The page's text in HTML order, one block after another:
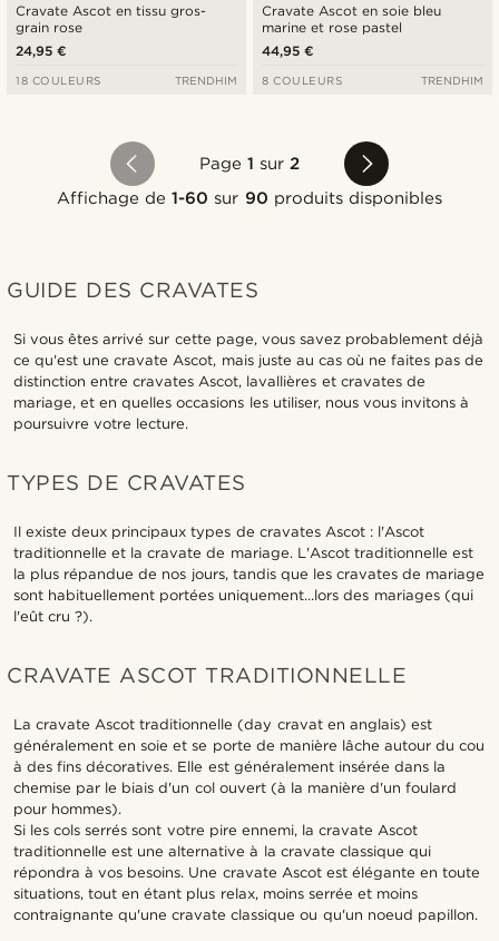
Cravate Ascot en tissu gros-
grain rose
24,95 €
18 COULEURS TRENDHIM
Cravate Ascot en soie bleu
marine et rose pastel
44,95 €
8 COULEURS TRENDHIM
Page 1 sur2
Affichage de1-60 sur 90 produits disponibles
GUIDE DES CRAVATES
Si vous êtes arrivé sur cette page, vous savez probablement déjà
ce qu'est une cravate Ascot, mais juste au cas où ne faites pas de
distinction entre cravates Ascot, lavallières et cravates de
mariage, et en quelles occasions les utiliser, nous vous invitons à
poursuivre votre lecture.
TYPES DE CRAVATES
Il existe deux principaux types de cravates Ascot : l'Ascot
traditionnelle et la cravate de mariage. L'Ascot traditionnelle est
la plus répandue de nos jours, tandis que les cravates de mariage
sont habituellement portées uniquement...lors des mariages (qui
l'eût cru ?).
CRAVATE ASCOT TRADITIONNELLE
La cravate Ascot traditionnelle (day cravat en anglais) est
généralement en soie et se porte de manière lâche autour du cou
à des fins décoratives. Elle est généralement insérée dans la
chemise par le biais d'un col ouvert (à la manière d'un foulard
pour hommes).
Si les cols serrés sont votre pire ennemi, la cravate Ascot
traditionnelle est une alternative à la cravate classique qui
répondra à vos besoins. Une cravate Ascot est élégante en toute
situations, tout en étant plus relax, moins serrée et moins
contraignante qu'une cravate classique ou qu'un noeud papillon.